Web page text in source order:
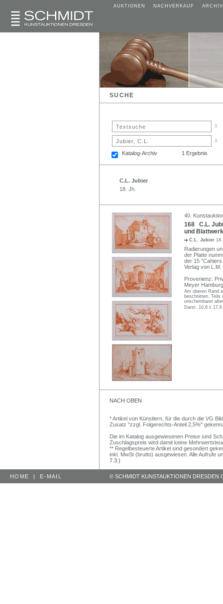
AUKTIONEN NACHVERKAUF ARCHIV
SUCHE
x
x
Katalog-Archiv 1 Ergebnis
C.L. Jubier
18. Jh.
40.
168 C.L.
und
C.L. Jubier
Radierungen
der Platte
der 15
Verlag von L.M.
Provenienz:
Meyer
Am oberen Rand
beschnitten. Teils
unscheinbarer
Darst. 10,8 x
NACH OBEN
* Artikel von Künstlern, für die durch die VG
Zusatz "zzgl. Folgerechts-Anteil 2,5%"
Die im Katalog ausgewiesenen Preise sind
Zuschlagspreis wird damit keine
** Regelbesteuerte Artikel sind gesondert
inkl. MwSt (brutto) ausgewiesen. Alle Aufrufe
7.3.)
HOME | E-MAIL © SCHMIDT KUNSTAUKTIONEN DRESDEN